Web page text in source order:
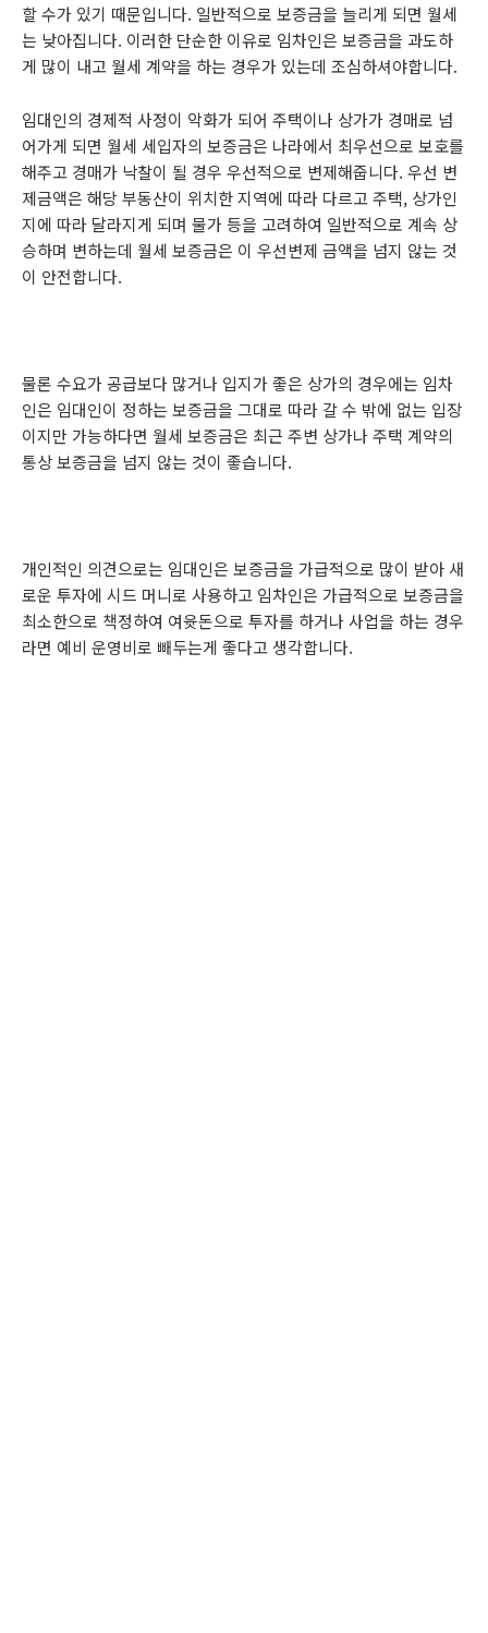
할 수가 있기 때문입니다. 일반적으로 보증금을 늘리게 되면 월세
는 낮아집니다. 이러한 단순한 이유로 임차인은 보증금을 과도하
게 많이 내고 월세 계약을 하는 경우가 있는데 조심하셔야합니다.
임대인의 경제적 사정이 악화가 되어 주택이나 상가가 경매로 넘
어가게 되면 월세 세입자의 보증금은 나라에서 최우선으로 보호를
해주고 경매가 낙찰이 될 경우 우선적으로 변제해줍니다. 우선 변
제금액은 해당 부동산이 위치한 지역에 따라 다르고 주택, 상가인
지에 따라 달라지게 되며 물가 등을 고려하여 일반적으로 계속 상
승하며 변하는데 월세 보증금은 이 우선변제 금액을 넘지 않는 것
이 안전합니다.
물론 수요가 공급보다 많거나 입지가 좋은 상가의 경우에는 임차
인은 임대인이 정하는 보증금을 그대로 따라 갈 수 밖에 없는 입장
이지만 가능하다면 월세 보증금은 최근 주변 상가나 주택 계약의
통상 보증금을 넘지 않는 것이 좋습니다.
개인적인 의견으로는 임대인은 보증금을 가급적으로 많이 받아 새
로운 투자에 시드 머니로 사용하고 임차인은 가급적으로 보증금을
최소한으로 책정하여 여윳돈으로 투자를 하거나 사업을 하는 경우
라면 예비 운영비로 빼두는게 좋다고 생각합니다.